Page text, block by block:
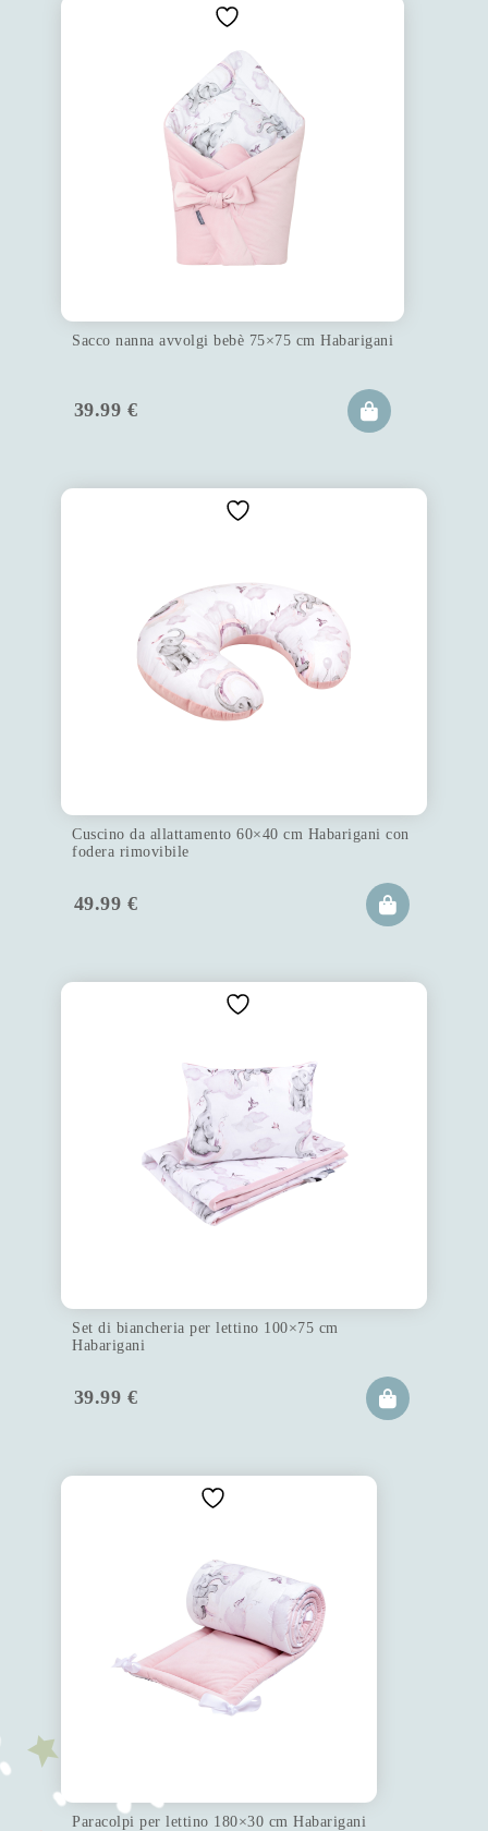
Sacco nanna avvolgi bebè 75×75 cm Habarigani
39.99 €
Cuscino da allattamento 60×40 cm Habarigani con
fodera rimovibile
49.99 €
Set di biancheria per lettino 100×75 cm
Habarigani
39.99 €
Paracolpi per lettino 180×30 cm Habarigani